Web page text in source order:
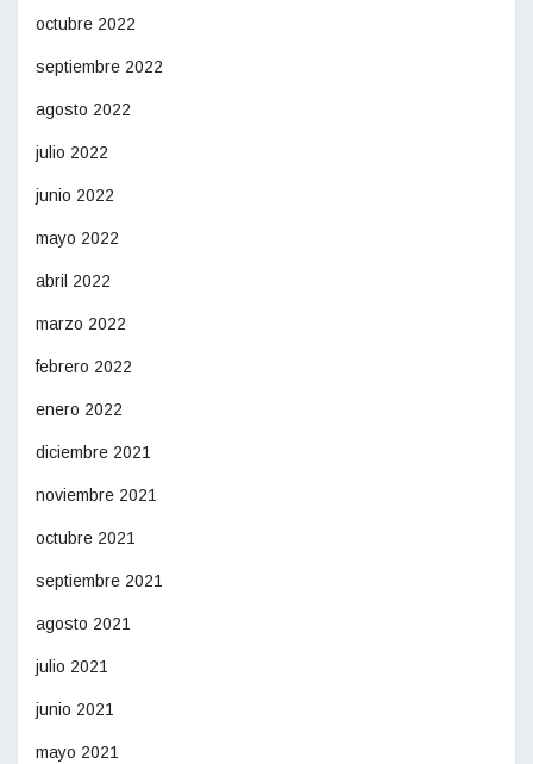
octubre 2022
septiembre 2022
agosto 2022
julio 2022
junio 2022
mayo 2022
abril 2022
marzo 2022
febrero 2022
enero 2022
diciembre 2021
noviembre 2021
octubre 2021
septiembre 2021
agosto 2021
julio 2021
junio 2021
mayo 2021